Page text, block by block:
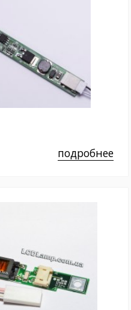
подробнее